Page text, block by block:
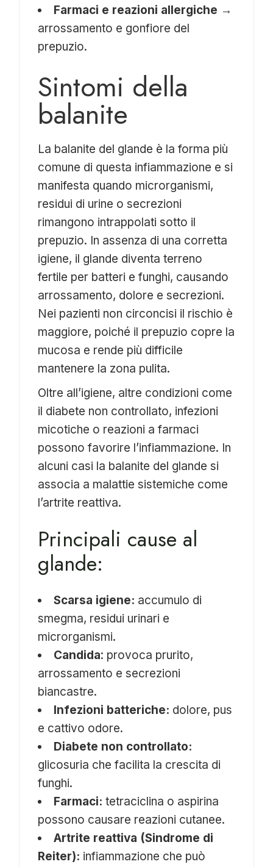
Farmaci e reazioni allergiche →
arrossamento e gonfiore del
prepuzio.
Sintomi della
balanite
La balanite del glande è la forma più
comune di questa infiammazione e si
manifesta quando microrganismi,
residui di urine o secrezioni
rimangono intrappolati sotto il
prepuzio. In assenza di una corretta
igiene, il glande diventa terreno
fertile per batteri e funghi, causando
arrossamento, dolore e secrezioni.
Nei pazienti non circoncisi il rischio è
maggiore, poiché il prepuzio copre la
mucosa e rende più difficile
mantenere la zona pulita.
Oltre all’igiene, altre condizioni come
il diabete non controllato, infezioni
micotiche o reazioni a farmaci
possono favorire l’infiammazione. In
alcuni casi la balanite del glande si
associa a malattie sistemiche come
l’artrite reattiva.
Principali cause al
glande:
Scarsa igiene: accumulo di
smegma, residui urinari e
microrganismi.
Candida: provoca prurito,
arrossamento e secrezioni
biancastre.
Infezioni batteriche: dolore, pus
e cattivo odore.
Diabete non controllato:
glicosuria che facilita la crescita di
funghi.
Farmaci: tetraciclina o aspirina
possono causare reazioni cutanee.
Artrite reattiva (Sindrome di
Reiter): infiammazione che può